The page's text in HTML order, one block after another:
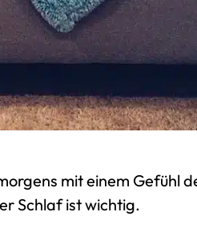
mit einem Gefühl
Schlaf ist wichtig.